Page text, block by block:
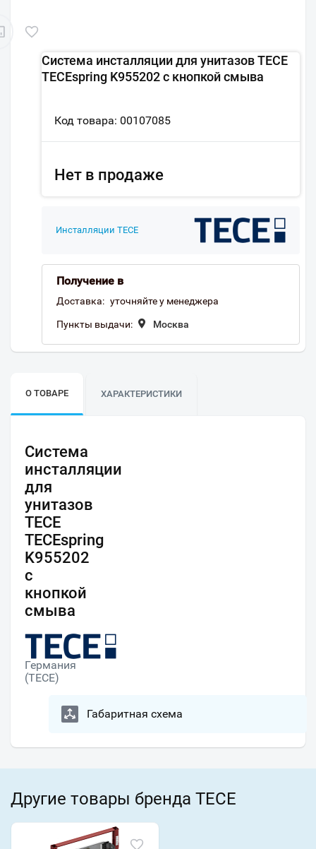
Система инсталляции для унитазов TECE
TECEspring K955202 с кнопкой смыва
Код товара: 00107085
Нет в продаже
Инсталляции TECE
Получение в
Доставка: уточняйте у менеджера
Пункты выдачи: Москва
О ТОВАРЕ ХАРАКТЕРИСТИКИ
Система
инсталляции
для
унитазов
TECE
TECEspring
K955202
с
кнопкой
смыва
Германия
(TECE)
Габаритная схема
Другие товары бренда TECE